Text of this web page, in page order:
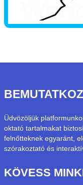
Üdvözöljük
oktató tartalmakat
felnőtteknek egyaránt,
szórakoztató és
KÖVESS